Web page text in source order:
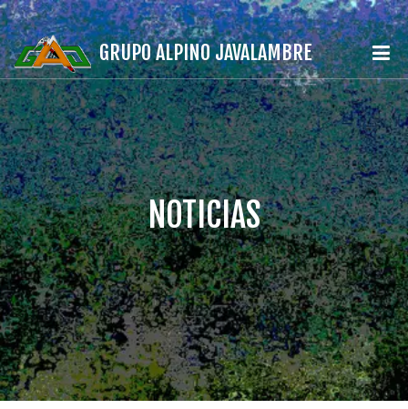
GRUPO ALPINO JAVALAMBRE
NOTICIAS